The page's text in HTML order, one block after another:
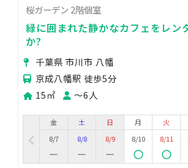
桜ガーデン 2階個室
緑に囲まれた静かなカフェをレン
か?
千葉県 市川市 八幡
京成八幡駅 徒歩5分
15㎡
〜6人
金
8/7
土
8/8
日
8/9
月
8/10
火
8/11